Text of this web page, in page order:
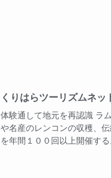
くりはらツーリズムネッ
体験通して地元を再認識 ラ
や名産のレンコンの収穫、
を年間１００回以上開催する